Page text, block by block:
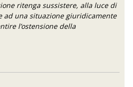
ritenga sussistere, alla luce di
ad una situazione giuridicamente
l’ostensione della